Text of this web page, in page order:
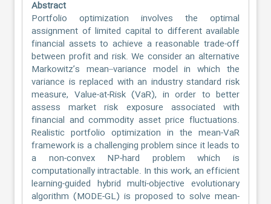
Abstract
Portfolio optimization involves the optimal
assignment of limited capital to different available
financial assets to achieve a reasonable trade-off
between profit and risk. We consider an alternative
Markowitz’s mean–variance model in which the
variance is replaced with an industry standard risk
measure, Value-at-Risk (VaR), in order to better
assess market risk exposure associated with
financial and commodity asset price fluctuations.
Realistic portfolio optimization in the mean-VaR
framework is a challenging problem since it leads to
a non-convex NP-hard problem which is
computationally intractable. In this work, an efficient
learning-guided hybrid multi-objective evolutionary
algorithm (MODE-GL) is proposed to solve mean-